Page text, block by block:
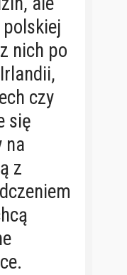
nich po
czy
się
na
z